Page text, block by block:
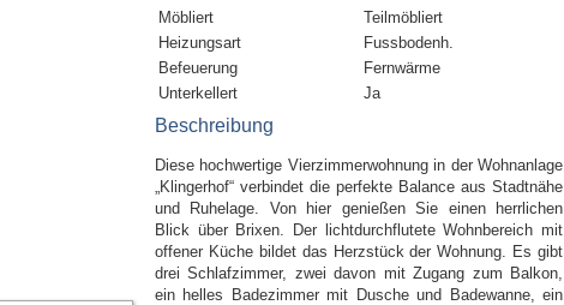
Möbliert
Teilmöbliert
Heizungsart
Fussbodenh.
Befeuerung
Fernwärme
Unterkellert
Ja
Beschreibung
Diese hochwertige Vierzimmerwohnung in der Wohnanlage
„Klingerhof“ verbindet die perfekte Balance aus Stadt­nähe
und Ruhelage. Von hier genießen Sie einen herrlichen
Blick über Brixen. Der lichtdurchflutete Wohnbereich mit
offener Küche bildet das Herzstück der Wohnung. Es gibt
drei Schlafzimmer, zwei davon mit Zugang zum Balkon,
ein helles Badezimmer mit Dusche und Badewanne, ein